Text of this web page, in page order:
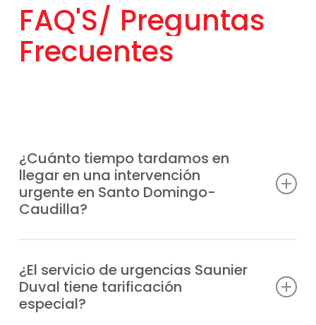
FAQ'S/ Preguntas
Frecuentes
¿Cuánto tiempo tardamos en
llegar en una intervención
urgente en Santo Domingo-
Caudilla?
distribuidas estratégicamente para llegar a
tu ubicación en Santo Domingo-Caudilla lo
antes posible, normalmente en 1-2 horas
¿El servicio de urgencias Saunier
Duval tiene tarificación
especial?